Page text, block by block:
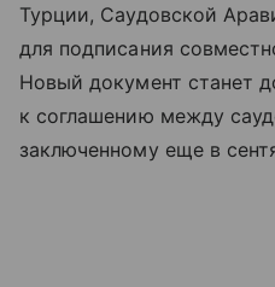
Турции, Саудовской
для подписания
Новый документ станет
к соглашению между
заключенному еще в